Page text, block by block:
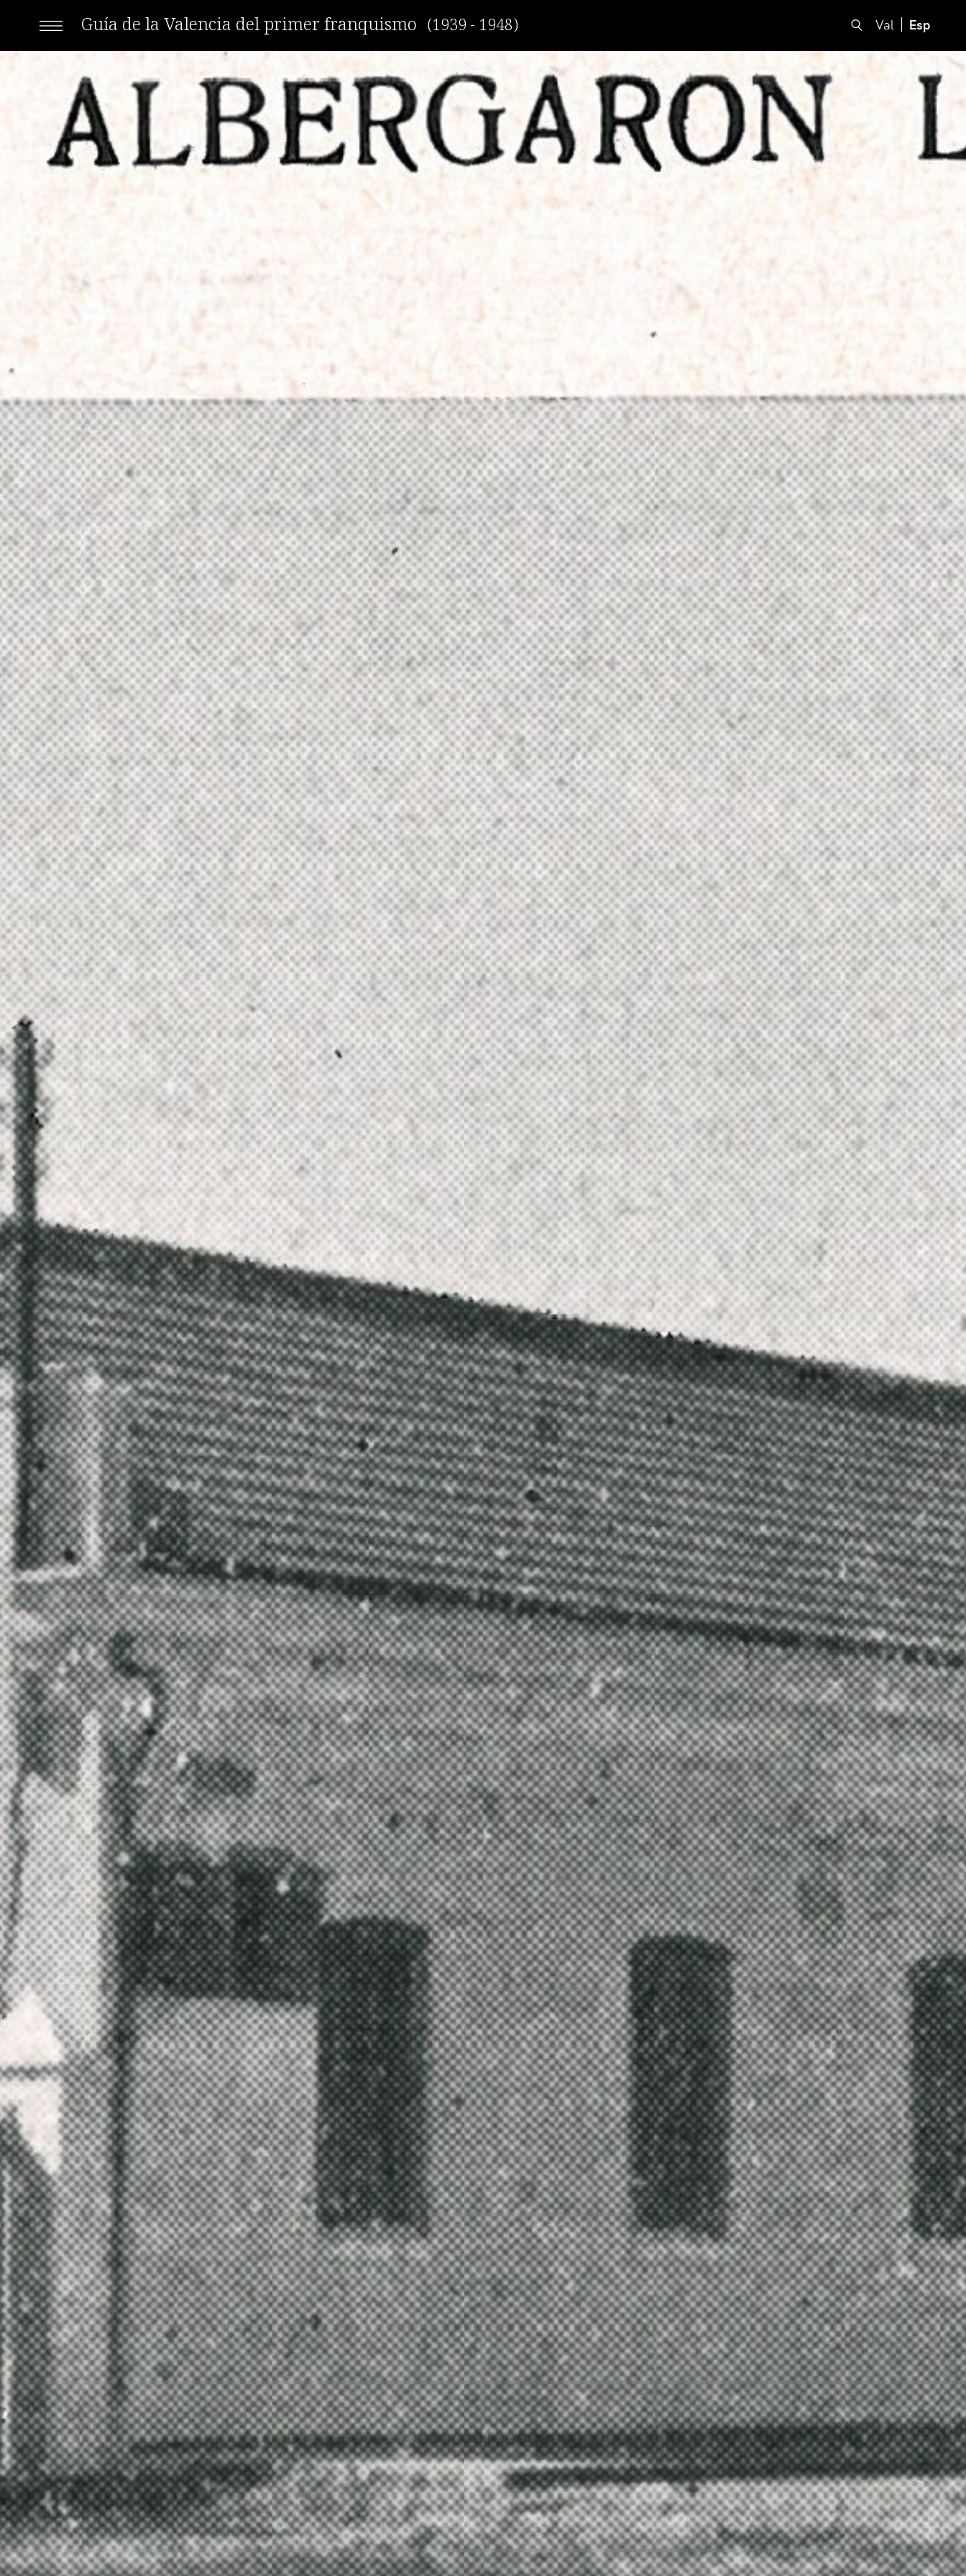
Guía de la Valencia del primer franquismo (1939 - 1948) Val Esp